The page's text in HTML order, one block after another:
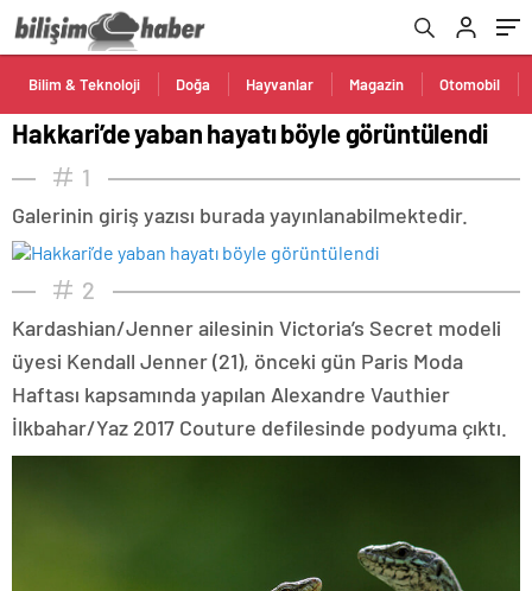
Bilim & Teknoloji Doğa Hayvanlar Magazin Otomobil
Hakkari’de yaban hayatı böyle görüntülendi
1
Galerinin giriş yazısı burada yayınlanabilmektedir.
2
Kardashian/Jenner ailesinin Victoria’s Secret modeli
üyesi Kendall Jenner (21), önceki gün Paris Moda
Haftası kapsamında yapılan Alexandre Vauthier
İlkbahar/Yaz 2017 Couture defilesinde podyuma çıktı.